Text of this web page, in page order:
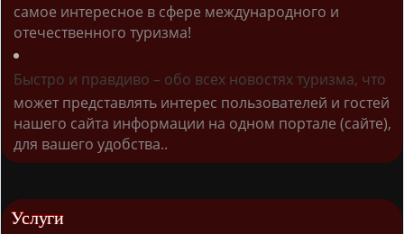
самое интересное в сфере международного и
отечественного туризма!
Быстро и правдиво – обо всех новостях туризма, что
может представлять интерес пользователей и гостей
нашего сайта информации на одном портале (сайте),
для вашего удобства..
Услуги